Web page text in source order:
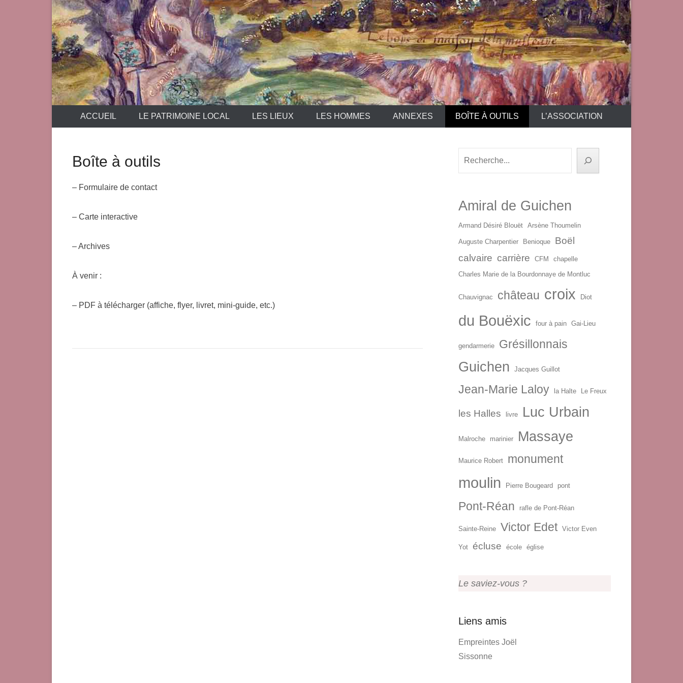
ACCUEIL LE PATRIMOINE LOCAL LES LIEUX LES HOMMES ANNEXES BOÎTE À OUTILS L’ASSOCIATION
Boîte à outils
– Formulaire de contact
– Carte interactive
– Archives
À venir :
– PDF à télécharger (affiche, flyer, livret, mini-guide, etc.)
Amiral de Guichen
Armand Désiré Blouët Arsène Thoumelin
Auguste Charpentier Benioque
Boël
calvaire carrière CFM
chapelle
Charles Marie de la Bourdonnaye de Montluc
Chauvignac château croix Diot
du Bouëxic four à pain Gai-Lieu
gendarmerie Grésillonnais
Guichen Jacques Guillot
Jean-Marie Laloy la Halte Le Freux
les Halles livre Luc Urbain
Malroche marinier Massaye
Maurice Robert monument
moulin Pierre Bougeard pont
Pont-Réan rafle de Pont-Réan
Sainte-Reine Victor Edet Victor Even
Yot écluse école église
Le saviez-vous ?
Liens amis
Empreintes Joël
Sissonne